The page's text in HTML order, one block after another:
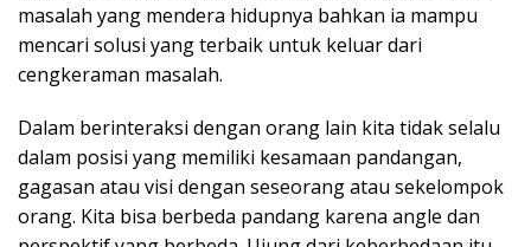
masalah yang mendera hidupnya bahkan ia mampu
mencari solusi yang terbaik untuk keluar dari
cengkeraman masalah.
Dalam berinteraksi dengan orang lain kita tidak selalu
dalam posisi yang memiliki kesamaan pandangan,
gagasan atau visi dengan seseorang atau sekelompok
orang. Kita bisa berbeda pandang karena angle dan